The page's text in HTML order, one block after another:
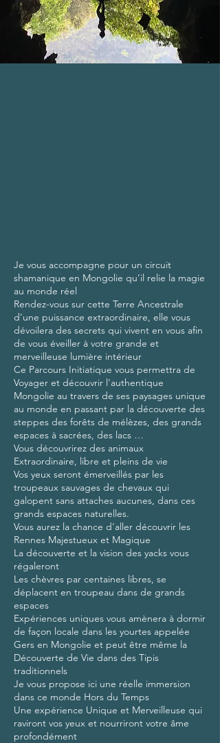
Je vous accompagne pour un circuit
shamanique en Mongolie qu’il relie la magie
au monde réel
Rendez-vous sur cette Terre Ancestrale
d’une puissance extraordinaire, elle vous
dévoilera des secrets qui vivent en vous afin
de vous éveiller à votre grande et
merveilleuse lumière intérieur
Ce Parcours Initiatique vous permettra de
Voyager et découvrir l’authentique
Mongolie au travers de ses paysages unique
au monde en passant par la découverte des
steppes des forêts de mélèzes, des grands
espaces à sacrées, des lacs …
Vous découvrirez des animaux
Extraordinaire, libre et pleins de vie
Vos yeux seront émerveillés par les
troupeaux sauvages de chevaux qui
galopent sans attaches aucunes, dans ces
grands espaces naturelles.
Vous aurez la chance d’aller découvrir les
Rennes Majestueux et Magique
La découverte et la vision des yacks vous
régaleront
Les chèvres par centaines libres, se
déplacent en troupeau dans de grands
espaces
Expériences uniques vous amènera à dormir
de façon locale dans les yourtes appelée
Gers en Mongolie et peut être même la
Découverte de Vie dans des Tipis
traditionnels
Je vous propose ici une réelle immersion
dans ce monde Hors du Temps
Une expérience Unique et Merveilleuse qui
raviront vos yeux et nourriront votre âme
profondément